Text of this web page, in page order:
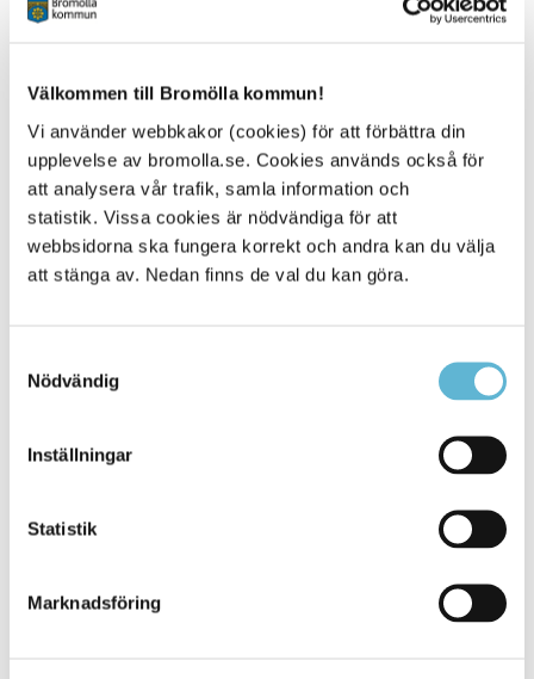
Välkommen till Bromölla kommun!
Vi använder webbkakor (cookies) för att förbättra din
upplevelse av bromolla.se. Cookies används också för
att analysera vår trafik, samla information och
statistik. Vissa cookies är nödvändiga för att
webbsidorna ska fungera korrekt och andra kan du välja
att stänga av. Nedan finns de val du kan göra.
Nödvändig
Inställningar
Statistik
Marknadsföring
minne under tiden du är inne på webbplatsen.
Vill du inte att vi använder kakor?
Om du inte accepterar att vi använder kakor kan du
stänga av funktionen via säkerhetsinställningarna i din
webbläsare. Du kan även ställa in webbläsaren så att du
får en varning varje gång webbplatsen försöker sätta en
kaka på din dator.